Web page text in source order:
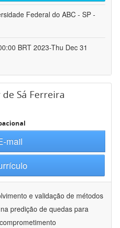
Federal do ABC - SP -
BRT 2023-Thu Dec 31
Sá Ferreira
mail
e validação de métodos
predição de quedas para